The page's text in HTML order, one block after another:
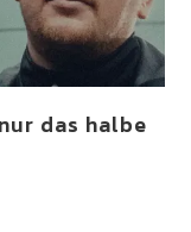
das halbe